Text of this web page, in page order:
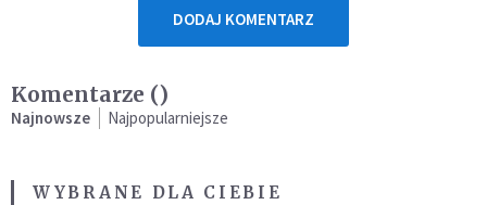
DODAJ KOMENTARZ
Komentarze ()
Najnowsze Najpopularniejsze
WYBRANE DLA CIEBIE